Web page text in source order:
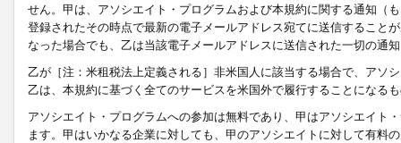
せん。甲は、アソシエイト・プログラムおよび本規約に関する通知（
登録されたその時点で最新の電子メールアドレス宛てに送信すること
なった場合でも、乙は当該電子メールアドレスに送信された一切の通
乙が［注：米租税法上定義される］非米国人に該当する場合で、アソ
乙は、本規約に基づく全てのサービスを米国外で履行することになる
アソシエイト・プログラムへの参加は無料であり、甲はアソシエイト
ます。甲はいかなる企業に対しても、甲のアソシエイトに対して有料